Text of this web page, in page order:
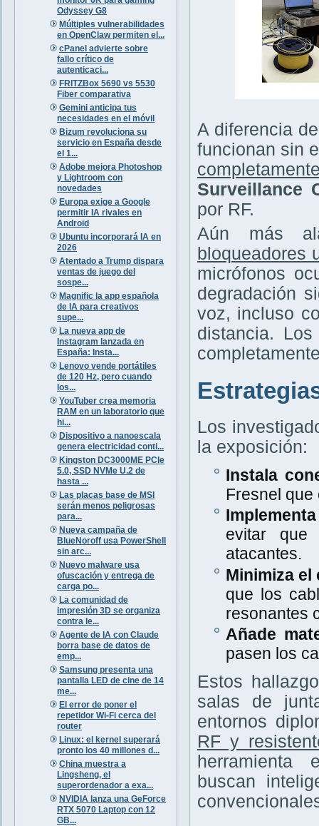
Odyssey G8
Múltiples vulnerabilidades
en OpenClaw permiten el...
cPanel advierte sobre
fallo crítico de
autenticaci...
FRITZBox 5690 vs 5530
Fiber comparativa
Gemini anticipa tus
necesidades en el móvil
Bizum revoluciona su
servicio en España desde
el 1...
Adobe mejora Photoshop
y Lightroom con
novedades
Europa exige a Google
permitir IA rivales en
Android
Ubuntu incorporará IA en
2026
Atentado a Trump dispara
ventas de juego del
sospe...
Magnific la app española
de IA para creativos
supe...
La nueva app de
Instagram lanzada en
España: Insta...
Lenovo vende portátiles
de 120 Hz, pero cuando
los...
YouTuber crea memoria
RAM en un laboratorio que
hi...
Dispositivo a nanoescala
genera electricidad conti...
Kingston DC3000ME PCIe
5.0, SSD NVMe U.2 de
hasta ...
Las placas base de MSI
serán menos peligrosas
para...
Nueva campaña de
BlueNoroff usa PowerShell
sin arc...
Nuevo malware usa
ofuscación y entrega de
carga po...
La comunidad de
impresión 3D se organiza
contra le...
Agente de IA con Claude
borra base de datos de
emp...
Samsung presenta una
pantalla LED de cine de 14
me...
El error de poner el
repetidor Wi-Fi cerca del
router
Linux: el kernel superará
pronto los 40 millones d...
China muestra a
Lingsheng, el
superordenador a exa...
NVIDIA lanza una GeForce
RTX 5070 Laptop con 12
GB...
A diferencia
funcionan sin
Surveillance
por RF.
Aún más
bloqueadores
micrófonos
degradación
voz, incluso
distancia.
Los
la exposición:
Instala
Fresnel que
evitar que
atacantes.
Minimiza el
que los
resonantes
Añade
pasen los
Estos
salas de
entornos
RF y
herramienta
buscan